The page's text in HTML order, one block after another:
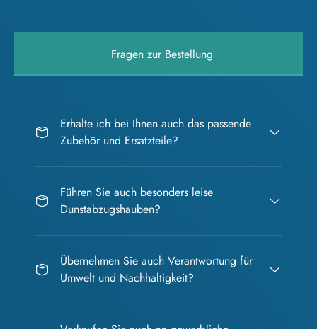
Fragen zur Bestellung
Erhalte ich bei Ihnen auch das passende
Zubehör und Ersatzteile?
Führen Sie auch besonders leise
Dunstabzugshauben?
Übernehmen Sie auch Verantwortung für
Umwelt und Nachhaltigkeit?